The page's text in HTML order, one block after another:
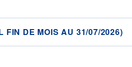
FIN DE MOIS AU 31/07/2026)